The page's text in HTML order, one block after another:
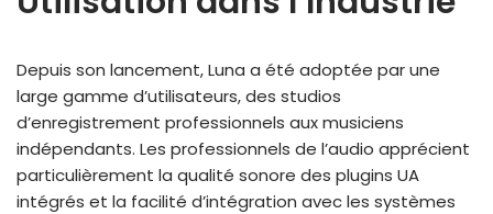
Depuis son lancement, Luna a été adoptée par une
large gamme d’utilisateurs, des studios
d’enregistrement professionnels aux musiciens
indépendants. Les professionnels de l’audio apprécient
particulièrement la qualité sonore des plugins UA
intégrés et la facilité d’intégration avec les systèmes